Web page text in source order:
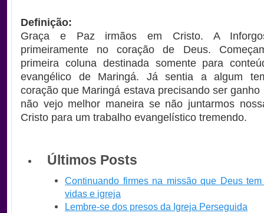
Definição:
Graça e Paz irmãos em Cristo. A
primeiramente no coração de Deus.
primeira coluna destinada somente para
evangélico de Maringá. Já sentia a algum
coração que Maringá estava precisando ser ganho
não vejo melhor maneira se não juntarmos
Cristo para um trabalho evangelístico tremendo.
Últimos Posts
Continuando firmes na missão que Deus
vidas e igreja
Lembre-se dos presos da Igreja Perseguida